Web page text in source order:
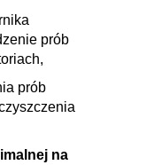
prób
prób
na